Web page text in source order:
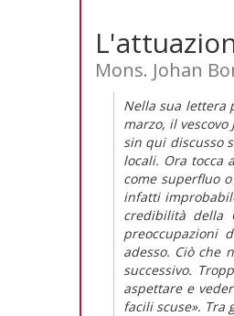
Mons. Johan
Nella sua lettera
marzo, il
sin qui discusso
locali. Ora tocca
come superfluo
infatti
credibilità della
preoccupazioni
adesso. Ciò che
successivo.
aspettare e
facili scuse». Tra